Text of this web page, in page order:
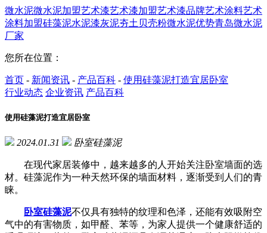
微水泥微水泥加盟艺术漆艺术漆加盟艺术漆品牌艺术涂料艺术
涂料加盟硅藻泥水泥漆灰泥夯土 贝壳粉微水泥优势青岛微水泥
厂家
您所在位置：
首页 - 新闻资讯 - 产品百科 - 使用硅藻泥打造宜居卧室
行业动态 企业资讯 产品百科
使用硅藻泥打造宜居卧室
2024.01.31 卧室硅藻泥
在现代家居装修中，越来越多的人开始关注卧室墙面的选
材。硅藻泥作为一种天然环保的墙面材料，逐渐受到人们的青
睐。
卧室硅藻泥不仅具有独特的纹理和色泽，还能有效吸附空
气中的有害物质，如甲醛、苯等，为家人提供一个健康舒适的